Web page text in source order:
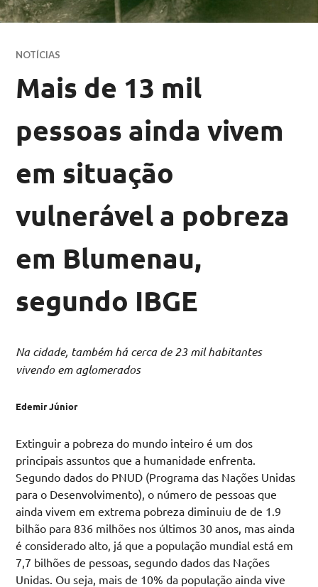
NOTÍCIAS
Mais de 13 mil
pessoas ainda vivem
em situação
vulnerável a pobreza
em Blumenau,
segundo IBGE
Na cidade, também há cerca de 23 mil habitantes
vivendo em aglomerados
Edemir Júnior
Extinguir a pobreza do mundo inteiro é um dos
principais assuntos que a humanidade enfrenta.
Segundo dados do PNUD (Programa das Nações Unidas
para o Desenvolvimento), o número de pessoas que
ainda vivem em extrema pobreza diminuiu de de 1.9
bilhão para 836 milhões nos últimos 30 anos, mas ainda
é considerado alto, já que a população mundial está em
7,7 bilhões de pessoas, segundo dados das Nações
Unidas. Ou seja, mais de 10% da população ainda vive